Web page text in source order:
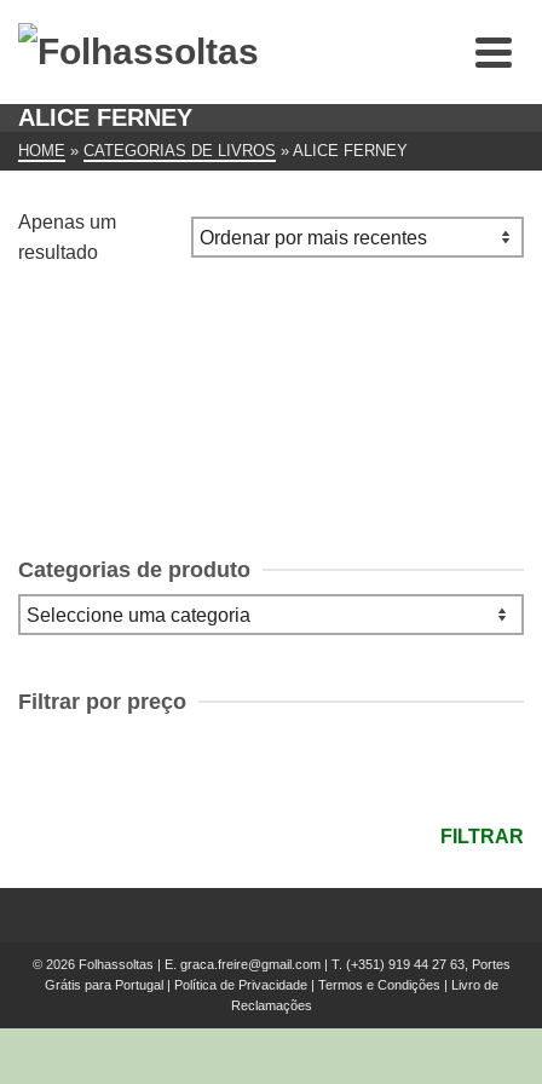
ALICE FERNEY
HOME » CATEGORIAS DE LIVROS » ALICE FERNEY
Apenas um
resultado
Categorias de produto
Filtrar por preço
FILTRAR
© 2026 Folhassoltas | E. graca.freire@gmail.com| T. (+351) 919 44 27 63, Portes
Grátis para Portugal
Política de Privacidade| Termos e Condições
Livro de
Reclamações